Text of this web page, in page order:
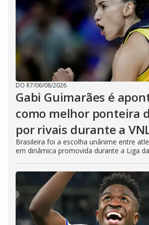
DO R7/06/08/2026
Gabi Guimarães é
como melhor ponteira
por rivais durante a
Brasileira foi a escolha unânime entre
em dinâmica promovida durante a Liga